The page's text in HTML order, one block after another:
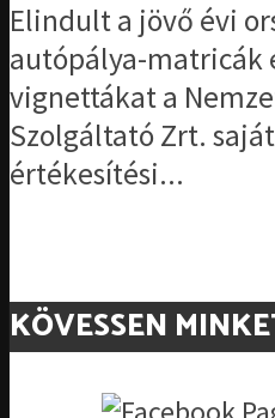
Elindult a jövő évi
autópálya-matricák
vignettákat a
Szolgáltató Zrt.
értékesítési...
KÖVESSEN